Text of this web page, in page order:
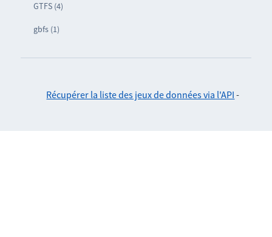
GTFS (4)
gbfs (1)
Récupérer la liste des jeux de données via l'API -